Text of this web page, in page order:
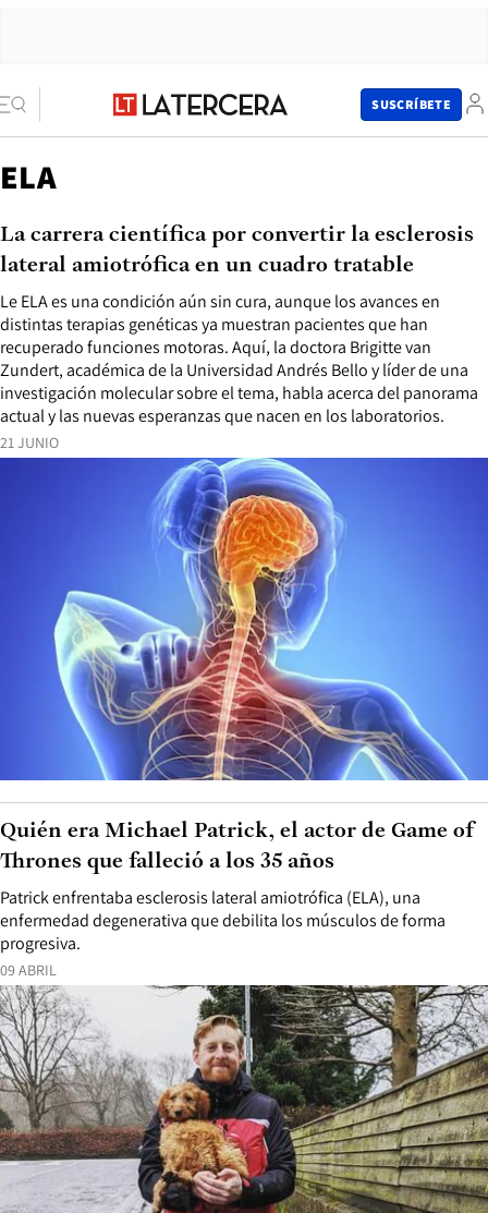
SUSCRÍBETE
ELA
21 JUNIO
Le ELA es una condición aún sin cura, aunque los avances en
distintas terapias genéticas ya muestran pacientes que han
recuperado funciones motoras. Aquí, la doctora Brigitte van
Zundert, académica de la Universidad Andrés Bello y líder de una
investigación molecular sobre el tema, habla acerca del panorama
actual y las nuevas esperanzas que nacen en los laboratorios.
La carrera científica por convertir la esclerosis
lateral amiotrófica en un cuadro tratable
09 ABRIL
Patrick enfrentaba esclerosis lateral amiotrófica (ELA), una
enfermedad degenerativa que debilita los músculos de forma
progresiva.
Quién era Michael Patrick, el actor de Game of
Thrones que falleció a los 35 años